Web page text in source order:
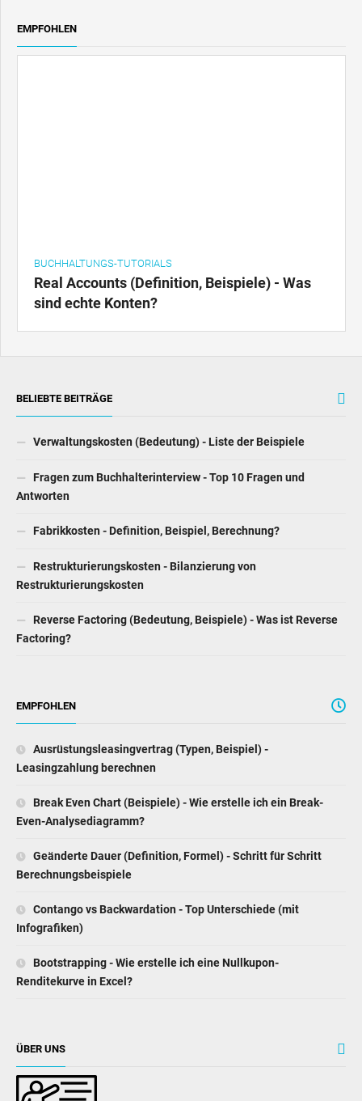
EMPFOHLEN
BUCHHALTUNGS-TUTORIALS
Real Accounts (Definition, Beispiele) - Was
sind echte Konten?
BELIEBTE BEITRÄGE
Verwaltungskosten (Bedeutung) - Liste der Beispiele
Fragen zum Buchhalterinterview - Top 10 Fragen und
Antworten
Fabrikkosten - Definition, Beispiel, Berechnung?
Restrukturierungskosten - Bilanzierung von
Restrukturierungskosten
Reverse Factoring (Bedeutung, Beispiele) - Was ist Reverse
Factoring?
EMPFOHLEN
Ausrüstungsleasingvertrag (Typen, Beispiel) -
Leasingzahlung berechnen
Break Even Chart (Beispiele) - Wie erstelle ich ein Break-
Even-Analysediagramm?
Geänderte Dauer (Definition, Formel) - Schritt für Schritt
Berechnungsbeispiele
Contango vs Backwardation - Top Unterschiede (mit
Infografiken)
Bootstrapping - Wie erstelle ich eine Nullkupon-
Renditekurve in Excel?
ÜBER UNS